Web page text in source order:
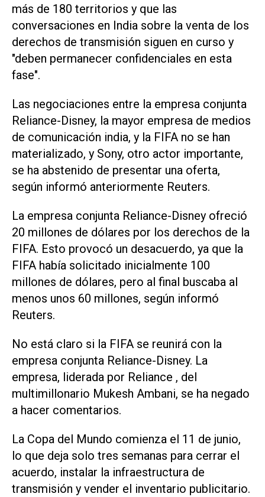
más de 180 territorios y que las
conversaciones ​en India ‌sobre la venta de los
derechos de transmisión siguen en curso y
"deben permanecer confidenciales en esta
fase".
Las negociaciones entre la empresa conjunta
Reliance-Disney, la mayor empresa de medios
de comunicación india, y la ⁠FIFA no se han
materializado, y Sony, otro actor importante,
se ha abstenido de presentar una oferta,
según informó anteriormente Reuters.
La empresa conjunta Reliance-Disney ofreció
20 millones de dólares por los derechos de la
FIFA. Esto provocó un desacuerdo, ya que la
FIFA había solicitado inicialmente 100
millones de dólares, ‌pero al final buscaba al
menos unos 60 millones, según informó
Reuters.
No está claro si la FIFA se reunirá con la
empresa conjunta Reliance-Disney. La
empresa, liderada por Reliance , del
multimillonario Mukesh Ambani, se ha negado
a hacer comentarios.
La ‌Copa del Mundo comienza el 11 de junio,
lo que deja solo tres semanas para cerrar el
acuerdo, instalar la infraestructura ‌de
transmisión y ⁠vender el inventario publicitario.